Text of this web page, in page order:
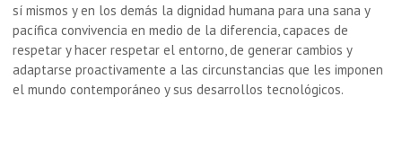
sí mismos y en los demás la dignidad humana para una sana y
pacífica convivencia en medio de la diferencia, capaces de
respetar y hacer respetar el entorno, de generar cambios y
adaptarse proactivamente a las circunstancias que les imponen
el mundo contemporáneo y sus desarrollos tecnológicos.